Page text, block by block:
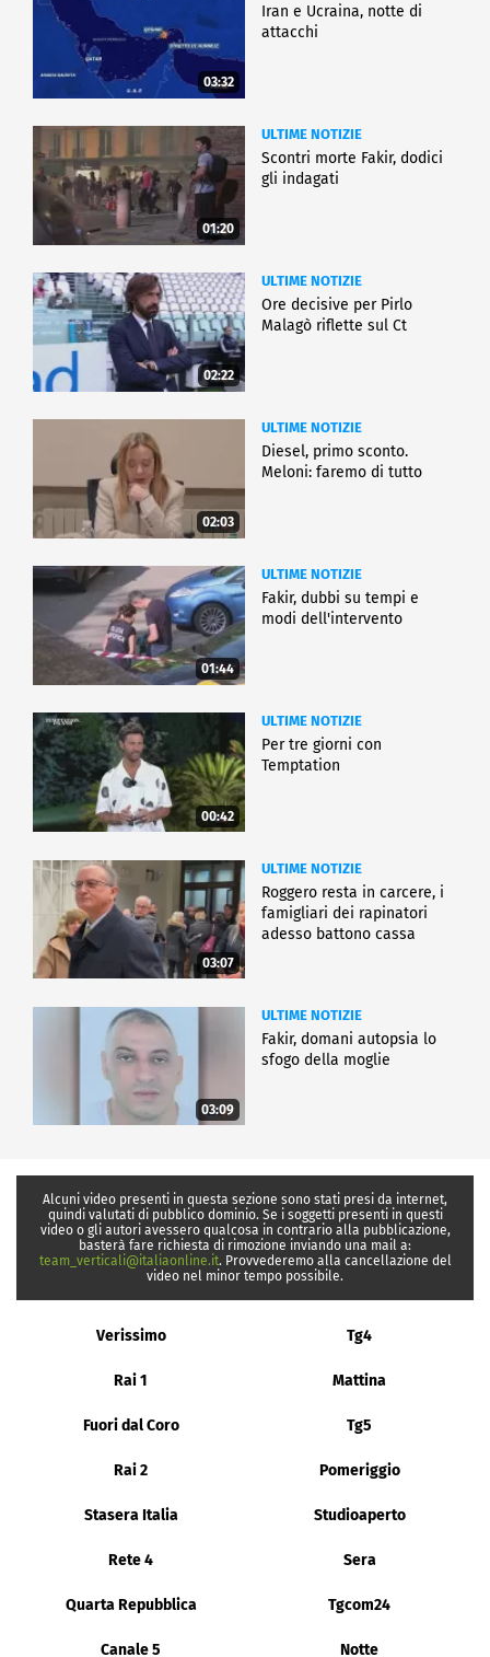
03:32
Iran e Ucraina, notte di
attacchi
01:20
ULTIME NOTIZIE
Scontri morte Fakir, dodici
gli indagati
02:22
ULTIME NOTIZIE
Ore decisive per Pirlo
Malagò riflette sul Ct
02:03
ULTIME NOTIZIE
Diesel, primo sconto.
Meloni: faremo di tutto
01:44
ULTIME NOTIZIE
Fakir, dubbi su tempi e
modi dell'intervento
00:42
ULTIME NOTIZIE
Per tre giorni con
Temptation
03:07
ULTIME NOTIZIE
Roggero resta in carcere, i
famigliari dei rapinatori
adesso battono cassa
03:09
ULTIME NOTIZIE
Fakir, domani autopsia lo
sfogo della moglie
Alcuni video presenti in questa sezione sono stati presi da internet,
quindi valutati di pubblico dominio. Se i soggetti presenti in questi
video o gli autori avessero qualcosa in contrario alla pubblicazione,
basterà fare richiesta di rimozione inviando una mail a:
team_verticali@italiaonline.it. Provvederemo alla cancellazione del
video nel minor tempo possibile.
Verissimo Tg4
Rai 1 Mattina
Fuori dal Coro Tg5
Rai 2 Pomeriggio
Stasera Italia Studioaperto
Rete 4 Sera
Quarta Repubblica Tgcom24
Canale 5 Notte